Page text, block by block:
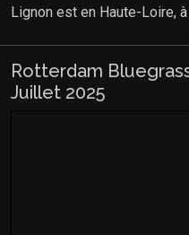
Lignon est en Haute-Loire,
Rotterdam
Juillet 2025